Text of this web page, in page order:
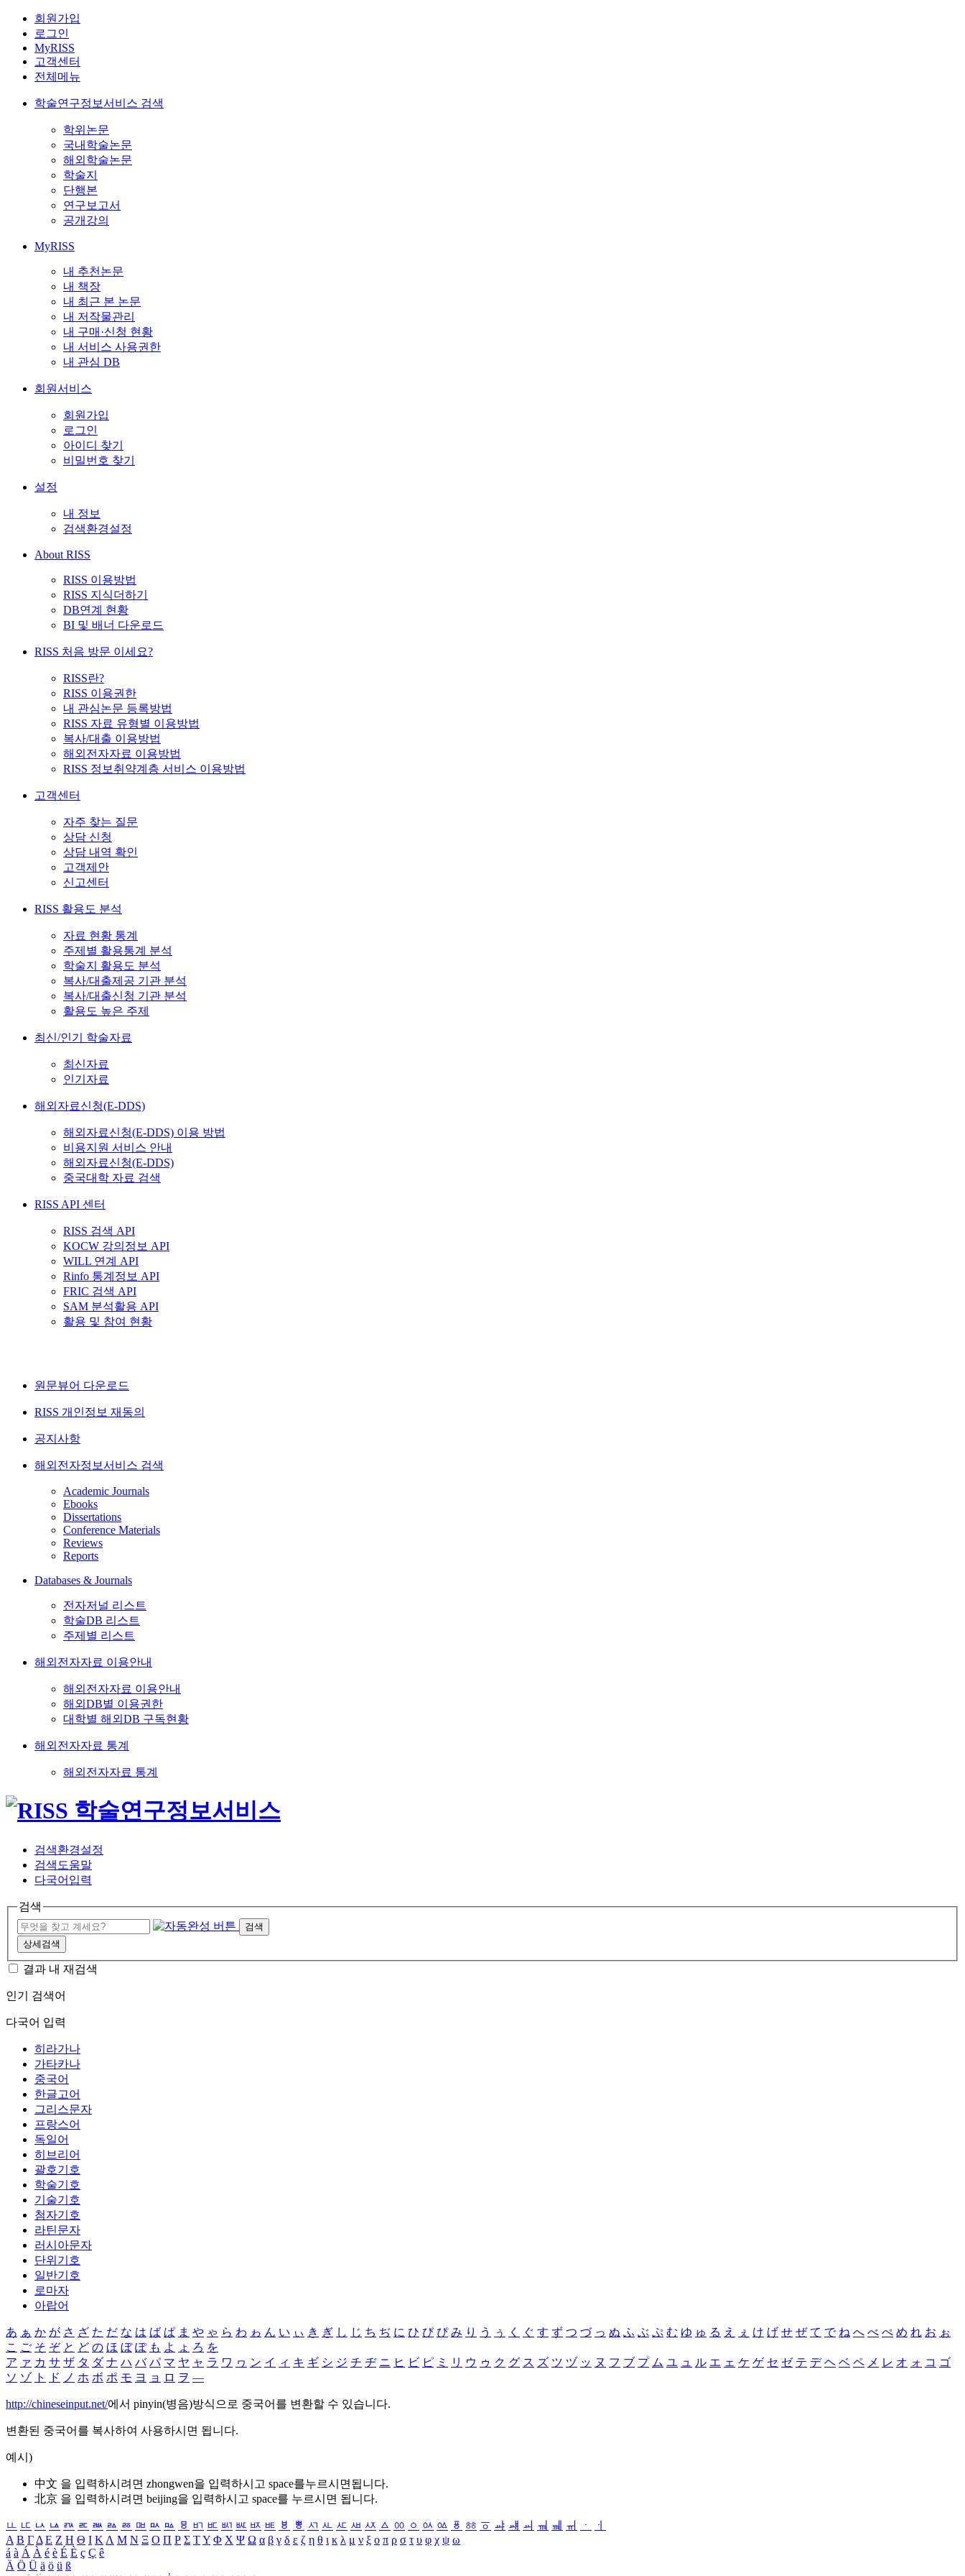
회원가입
로그인
MyRISS
고객센터
전체메뉴
학술연구정보서비스 검색
학위논문
국내학술논문
해외학술논문
학술지
단행본
연구보고서
공개강의
MyRISS
내 추천논문
내 책장
내 최근 본 논문
내 저작물관리
내 구매·신청 현황
내 서비스 사용권한
내 관심 DB
회원서비스
회원가입
로그인
아이디 찾기
비밀번호 찾기
설정
내 정보
검색환경설정
About RISS
RISS 이용방법
RISS 지식더하기
DB연계 현황
BI 및 배너 다운로드
RISS 처음 방문 이세요?
RISS란?
RISS 이용권한
내 관심논문 등록방법
RISS 자료 유형별 이용방법
복사/대출 이용방법
해외전자자료 이용방법
RISS 정보취약계층 서비스 이용방법
고객센터
자주 찾는 질문
상담 신청
상담 내역 확인
고객제안
신고센터
RISS 활용도 분석
자료 현황 통계
주제별 활용통계 분석
학술지 활용도 분석
복사/대출제공 기관 분석
복사/대출신청 기관 분석
활용도 높은 주제
최신/인기 학술자료
최신자료
인기자료
해외자료신청(E-DDS)
해외자료신청(E-DDS) 이용 방법
비용지원 서비스 안내
해외자료신청(E-DDS)
중국대학 자료 검색
RISS API 센터
RISS 검색 API
KOCW 강의정보 API
WILL 연계 API
Rinfo 통계정보 API
FRIC 검색 API
SAM 분석활용 API
활용 및 참여 현황
원문뷰어 다운로드
RISS 개인정보 재동의
공지사항
해외전자정보서비스 검색
Academic Journals
Ebooks
Dissertations
Conference Materials
Reviews
Reports
Databases & Journals
전자저널 리스트
학술DB 리스트
주제별 리스트
해외전자자료 이용안내
해외전자자료 이용안내
해외DB별 이용권한
대학별 해외DB 구독현황
해외전자자료 통계
해외전자자료 통계
검색환경설정
검색도움말
다국어입력
검색
검색
상세검색
결과 내 재검색
인기 검색어
다국어 입력
히라가나
가타카나
중국어
한글고어
그리스문자
프랑스어
독일어
히브리어
괄호기호
학술기호
기술기호
첨자기호
라틴문자
러시아문자
단위기호
일반기호
로마자
아랍어
あ ぁ か が さ ざ た だ な は ば ぱ ま や ゃ ら わ ゎ ん い ぃ き ぎ し じ ち ぢ に ひ び ぴ み り う ぅ く ぐ す ず つ づ っ ぬ ふ ぶ ぷ む ゆ ゅ る え ぇ け げ せ ぜ て で ね へ べ ぺ め れ お ぉ
こ ご そ ぞ と ど の ほ ぼ ぽ も よ ょ ろ を
ア ァ カ サ ザ タ ダ ナ ハ バ パ マ ヤ ャ ラ ワ ヮ ン イ ィ キ ギ シ ジ チ ヂ ニ ヒ ビ ピ ミ リ ウ ゥ ク グ ス ズ ツ ヅ ッ ヌ フ ブ プ ム ユ ュ ル エ ェ ケ ゲ セ ゼ テ デ ヘ ベ ペ メ レ オ ォ コ ゴ
ソ ゾ ト ド ノ ホ ボ ポ モ ヨ ョ ロ ヲ ―
http://chineseinput.net/에서 pinyin(병음)방식으로 중국어를 변환할 수 있습니다.
변환된 중국어를 복사하여 사용하시면 됩니다.
예시)
中文 을 입력하시려면 zhongwen을 입력하시고 space를누르시면됩니다.
北京 을 입력하시려면 beijing을 입력하시고 space를 누르시면 됩니다.
ㅥ ㅦ ㅧ ㅨ ㅩ ㅪ ㅫ ㅬ ㅭ ㅮ ㅯ ㅰ ㅱ ㅲ ㅳ ㅴ ㅵ ㅶ ㅷ ㅸ ㅹ ㅺ ㅻ ㅼ ㅽ ㅾ ㅿ ㆀ ㆁ ㆂ ㆃ ㆄ ㆅ ㆆ ㆇ ㆈ ㆉ ㆊ ㆋ ㆌ ㆍ
ㆎ
Α Β ΓΔ Ε Ζ Η Θ Ι ΚΛ Μ Ν Ξ Ο Π Ρ Σ ΤΥ Φ Χ Ψ Ω α β γ δ ε ζ η θ ι κ λ μ ν ξ ο π ρ σ τ υ φ χ ψ ω
á à Á À é è É È ç Ç ê
Ä Ö Ü ä ö ü ß